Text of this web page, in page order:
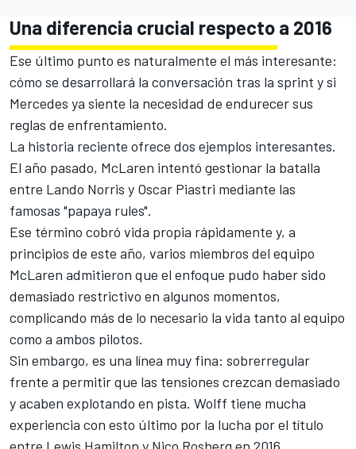
Una diferencia crucial respecto a 2016
Ese último punto es naturalmente el más interesante:
cómo se desarrollará la conversación tras la sprint y si
Mercedes ya siente la necesidad de endurecer sus
reglas de enfrentamiento.
La historia reciente ofrece dos ejemplos interesantes.
El año pasado, McLaren intentó gestionar la batalla
entre Lando Norris y Oscar Piastri mediante las
famosas "papaya rules".
Ese término cobró vida propia rápidamente y, a
principios de este año, varios miembros del equipo
McLaren admitieron que el enfoque pudo haber sido
demasiado restrictivo en algunos momentos,
complicando más de lo necesario la vida tanto al equipo
como a ambos pilotos.
Sin embargo, es una línea muy fina: sobrerregular
frente a permitir que las tensiones crezcan demasiado
y acaben explotando en pista. Wolff tiene mucha
experiencia con esto último por la lucha por el título